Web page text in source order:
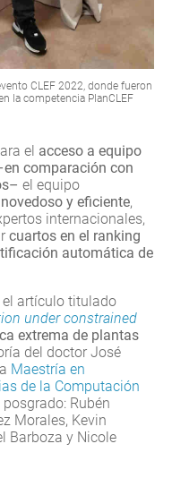
CLEF 2022, donde fueron
la competencia PlanCLEF
el acceso a equipo
comparación con
el equipo
y eficiente,
internacionales,
cuartos en el ranking
automática de
el artículo titulado
under constrained
extrema de plantas
del doctor José
Maestría en
de la Computación
Rubén
Morales, Kevin
Barboza y Nicole